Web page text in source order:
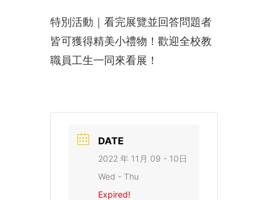
特別活動｜看完展覽並回答問題者
皆可獲得精美小禮物！歡迎全校教
職員工生一同來看展！
DATE
2022 年 11月 09 - 10日
Wed - Thu
Expired!